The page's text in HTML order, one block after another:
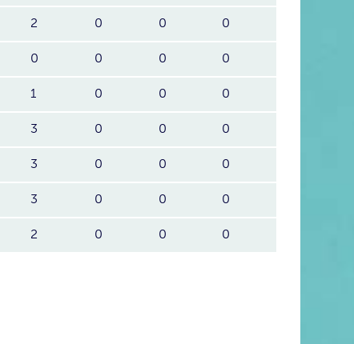
2 0 0 0
0 0 0 0
1 0 0 0
3 0 0 0
3 0 0 0
3 0 0 0
2 0 0 0